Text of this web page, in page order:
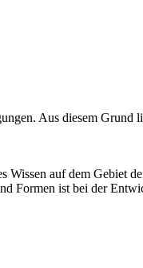
Aus diesem Grund
auf dem Gebiet
Formen ist bei der